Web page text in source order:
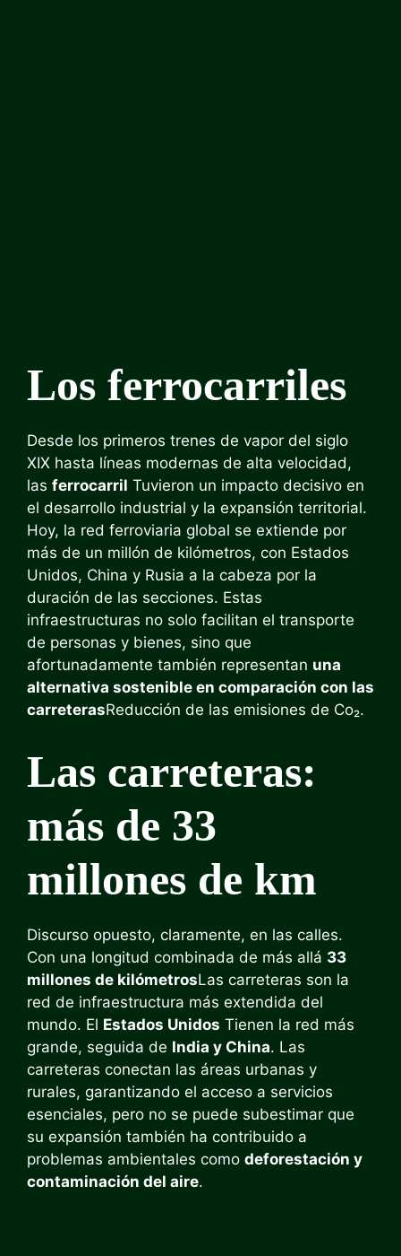
Los ferrocarriles
Desde los primeros trenes de vapor del siglo
XIX hasta líneas modernas de alta velocidad,
las ferrocarril Tuvieron un impacto decisivo en
el desarrollo industrial y la expansión territorial.
Hoy, la red ferroviaria global se extiende por
más de un millón de kilómetros, con Estados
Unidos, China y Rusia a la cabeza por la
duración de las secciones. Estas
infraestructuras no solo facilitan el transporte
de personas y bienes, sino que
afortunadamente también representan una
alternativa sostenible en comparación con las
carreterasReducción de las emisiones de Co₂.
Las carreteras:
más de 33
millones de km
Discurso opuesto, claramente, en las calles.
Con una longitud combinada de más allá 33
millones de kilómetrosLas carreteras son la
red de infraestructura más extendida del
mundo. El Estados Unidos Tienen la red más
grande, seguida de India y China. Las
carreteras conectan las áreas urbanas y
rurales, garantizando el acceso a servicios
esenciales, pero no se puede subestimar que
su expansión también ha contribuido a
problemas ambientales como deforestación y
contaminación del aire.